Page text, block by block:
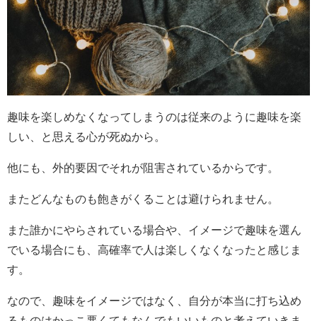
趣味を楽しめなくなってしまうのは従来のように趣味を楽
しい、と思える心が死ぬから。
他にも、外的要因でそれが阻害されているからです。
またどんなものも飽きがくることは避けられません。
また誰かにやらされている場合や、イメージで趣味を選ん
でいる場合にも、高確率で人は楽しくなくなったと感じま
す。
なので、趣味をイメージではなく、自分が本当に打ち込め